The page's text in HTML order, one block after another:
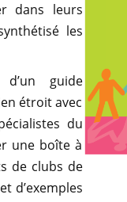
dans leurs
les
guide
étroit avec
du
une boîte à
de clubs de
d’exemples